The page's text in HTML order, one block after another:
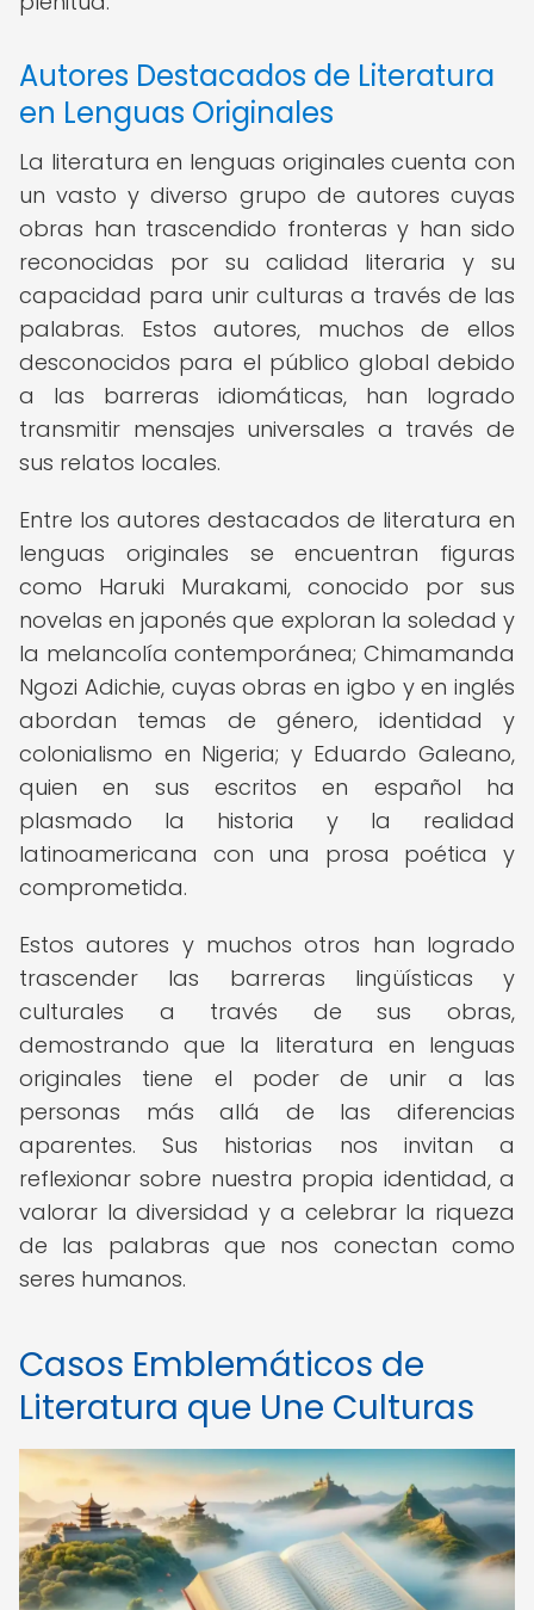
Autores Destacados de Literatura
en Lenguas Originales
La literatura en lenguas originales cuenta con
un vasto y diverso grupo de autores cuyas
obras han trascendido fronteras y han sido
reconocidas por su calidad literaria y su
capacidad para unir culturas a través de las
palabras. Estos autores, muchos de ellos
desconocidos para el público global debido
a las barreras idiomáticas, han logrado
transmitir mensajes universales a través de
sus relatos locales.
Entre los autores destacados de literatura en
lenguas originales se encuentran figuras
como Haruki Murakami, conocido por sus
novelas en japonés que exploran la soledad y
la melancolía contemporánea; Chimamanda
Ngozi Adichie, cuyas obras en igbo y en inglés
abordan temas de género, identidad y
colonialismo en Nigeria; y Eduardo Galeano,
quien en sus escritos en español ha
plasmado la historia y la realidad
latinoamericana con una prosa poética y
comprometida.
Estos autores y muchos otros han logrado
trascender las barreras lingüísticas y
culturales a través de sus obras,
demostrando que la literatura en lenguas
originales tiene el poder de unir a las
personas más allá de las diferencias
aparentes. Sus historias nos invitan a
reflexionar sobre nuestra propia identidad, a
valorar la diversidad y a celebrar la riqueza
de las palabras que nos conectan como
seres humanos.
Casos Emblemáticos de
Literatura que Une Culturas